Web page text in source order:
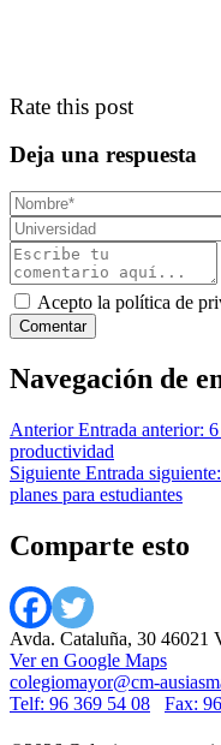
Rate this post
Deja una respuesta
Acepto la política de
Navegación de
Anterior Entrada anterior:
productividad
Siguiente Entrada siguiente:
planes para estudiantes
Comparte esto
Avda. Cataluña, 30 46021
Ver en Google Maps
colegiomayor@cm-
Telf: 96 369 54 08
Fax: